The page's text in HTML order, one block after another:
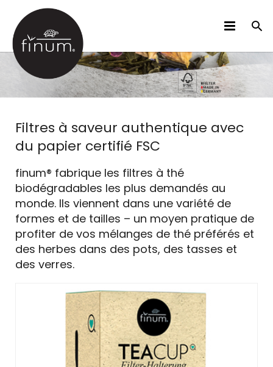
DES PRODUITS
VIDÉOS
LANGUES
Filtres à saveur authentique avec
du papier certifié FSC
finum® fabrique les filtres à thé
biodégradables les plus demandés au
monde. Ils viennent dans une variété de
formes et de tailles – un moyen pratique de
profiter de vos mélanges de thé préférés et
des herbes dans des pots, des tasses et
des verres.